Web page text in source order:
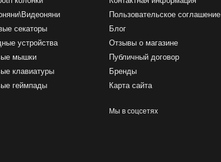
секаторы
устройства
мышки
клавиатуры
геймпады
Пользовательское соглашение
Блог
Отзывы о магазине
Публичный договор
Бренды
Карта сайта
Мы в соцсетях